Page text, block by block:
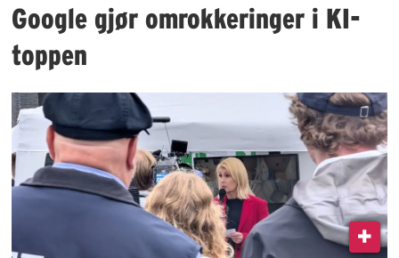
Google gjør omrokkeringer i KI-
toppen